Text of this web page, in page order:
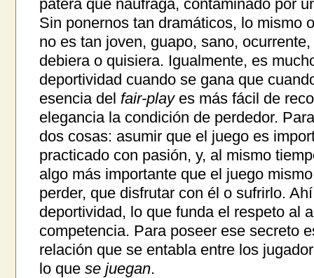
patera que naufraga, contaminado por
Sin ponernos tan dramáticos, lo mismo
no es tan joven, guapo, sano,
debiera o quisiera. Igualmente, es
deportividad cuando se gana que
esencia del fair-playes más fácil de
elegancia la condición de perdedor.
dos cosas: asumir que el juego es
practicado con pasión, y, al mismo
algo más importante que el juego
perder, que disfrutar con él o sufrirlo.
deportividad, lo que funda el respeto al
competencia. Para poseer ese secreto
relación que se entabla entre los
lo que se juegan.